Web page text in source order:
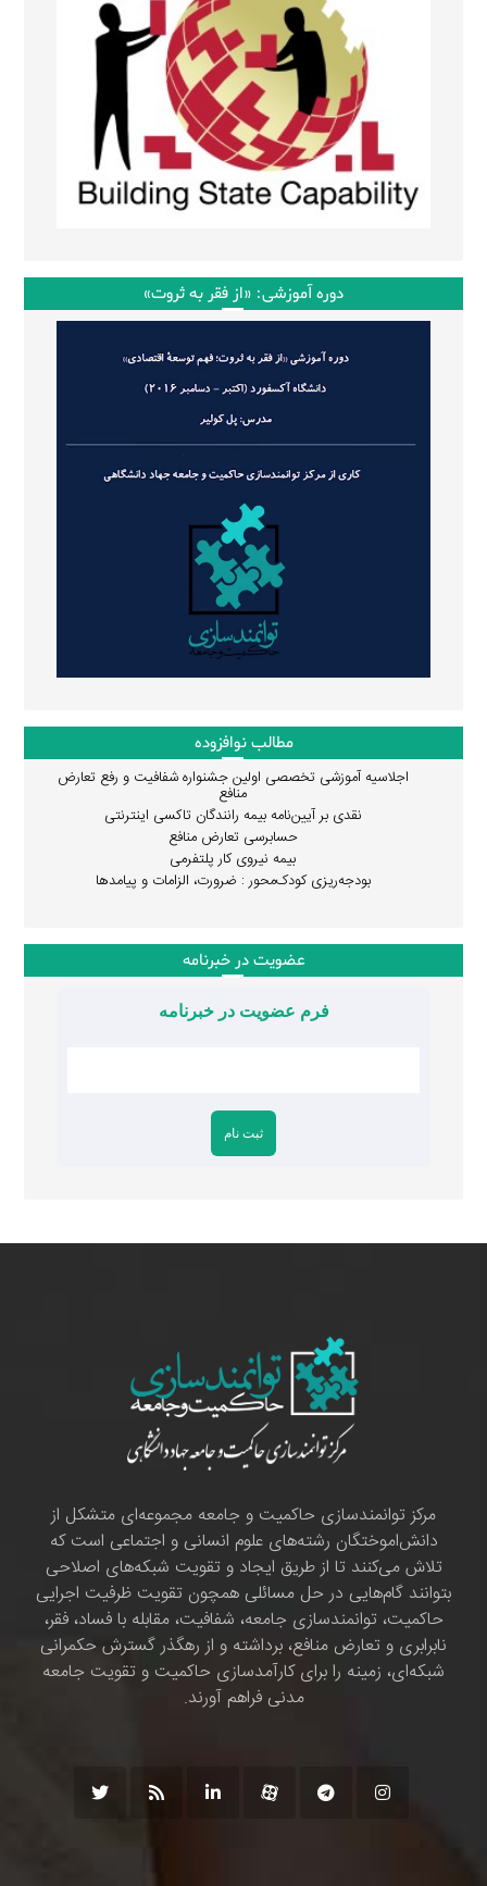
دوره آموزشی: «از فقر به ثروت»
مطالب نوافزوده
اجلاسیه آموزشی تخصصی اولین جشنواره شفافیت و رفع تعارض
منافع
نقدی بر آیین‌نامه بیمه رانندگان تاکسی اینترنتی
حسابرسی تعارض منافع
بیمه نیروی کار پلتفرمی
بودجه‌ریزی کودک‌محور : ضرورت، الزامات و پیامدها
عضویت در خبرنامه
فرم عضویت در خبرنامه
مرکز توانمندسازی حاکمیت و جامعه مجموعه‌ای متشکل از
دانش‌اموختگان رشته‌های علوم انسانی و اجتماعی است که
تلاش می‌کنند تا از طریق ایجاد و تقویت شبکه‌های اصلاحی
بتوانند گام‌هایی در حل مسائلی همچون تقویت ظرفیت اجرایی
حاکمیت، توانمندسازی جامعه، شفافیت، مقابله با فساد، فقر،
نابرابری و تعارض منافع، برداشته و از رهگذر گسترش حکمرانی
شبکه‌ای، زمینه را برای کارآمدسازی حاکمیت و تقویت جامعه
مدنی فراهم آورند.